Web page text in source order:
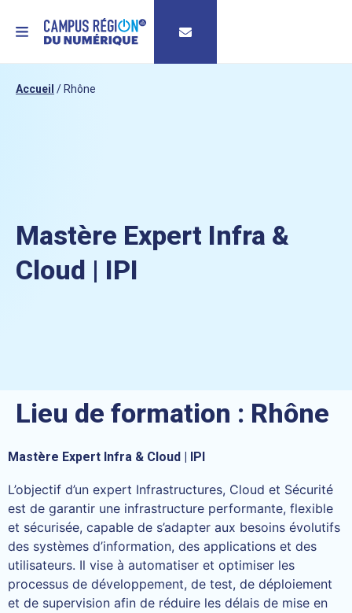
MENU
Accueil / Rhône
Mastère Expert Infra &
Cloud | IPI
Lieu de formation : Rhône
Mastère Expert Infra & Cloud | IPI
L’objectif d’un expert Infrastructures, Cloud et Sécurité
est de garantir une infrastructure performante, flexible
et sécurisée, capable de s’adapter aux besoins évolutifs
des systèmes d’information, des applications et des
utilisateurs. Il vise à automatiser et optimiser les
processus de développement, de test, de déploiement
et de supervision afin de réduire les délais de mise en